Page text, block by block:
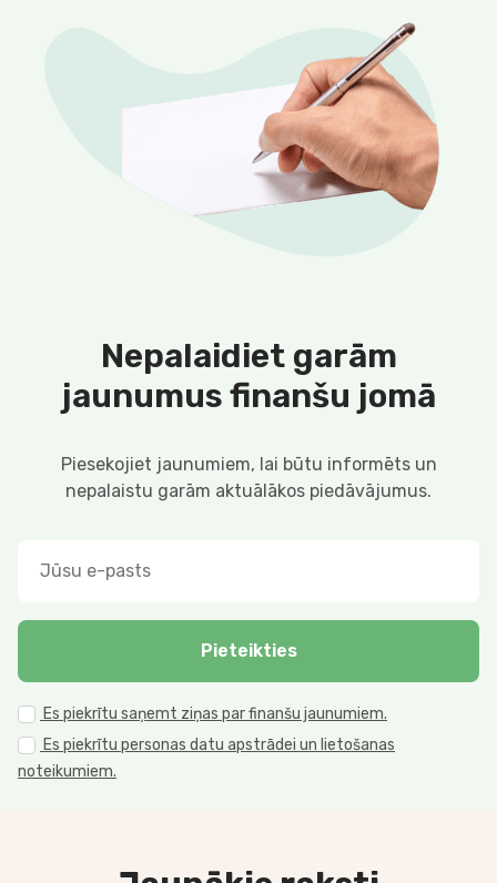
Nepalaidiet garām
jaunumus finanšu jomā
Piesekojiet jaunumiem, lai būtu informēts un
nepalaistu garām aktuālākos piedāvājumus.
Pieteikties
Es piekrītu saņemt ziņas par finanšu jaunumiem.
Es piekrītu personas datu apstrādei un lietošanas
noteikumiem.